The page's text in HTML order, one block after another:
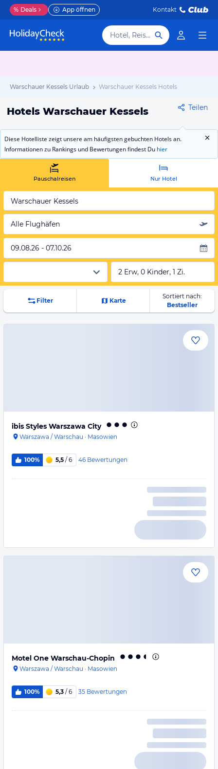
% Deals App öffnen Kontakt
Hotel, Reiseziel
Warschauer Kessels Urlaub Warschauer Kessels Hotels
Hotels Warschauer Kessels Teilen
Diese Hotelliste zeigt unsere am häufigsten gebuchten Hotels an.
Informationen zu Rankings und Bewertungen findest Du hier
Pauschalreisen Nur Hotel
Warschauer Kessels
Alle Flughäfen
09.08.26 - 07.10.26
2 Erw, 0 Kinder, 1 Zi.
Filter Karte
Sortiert nach:
Bestseller
ibis Styles Warszawa City
Warszawa / Warschau · Masowien
100% 5,5 / 6 46 Bewertungen
Motel One Warschau-Chopin
Warszawa / Warschau · Masowien
100% 5,3 / 6 35 Bewertungen